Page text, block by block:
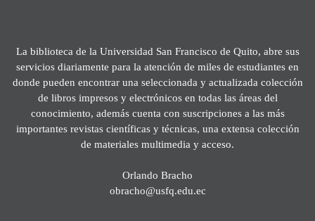
La biblioteca de la Universidad San Francisco de Quito, abre sus
servicios diariamente para la atención de miles de estudiantes en
donde pueden encontrar una seleccionada y actualizada colección
de libros impresos y electrónicos en todas las áreas del
conocimiento, además cuenta con suscripciones a las más
importantes revistas científicas y técnicas, una extensa colección
de materiales multimedia y acceso.
Orlando Bracho
obracho@usfq.edu.ec